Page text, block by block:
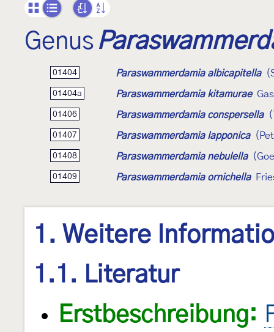
Genus
01404 Paraswammerdamia albicapitella
01404a Paraswammerdamia kitamurae
01406 Paraswammerdamia conspersella
01407 Paraswammerdamia lapponica
01408 Paraswammerdamia nebulella
01409 Paraswammerdamia ornichella
1. Weitere
1.1. Literatur
Erstbeschreibung: